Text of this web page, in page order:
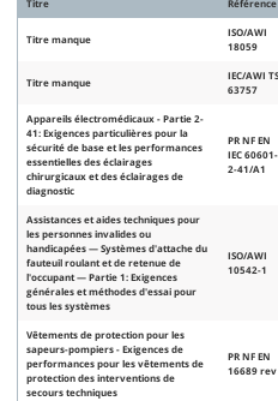
Titre Référence
Titre manque
ISO/AWI
18059
Titre manque
IEC/AWI TS
63757
Appareils électromédicaux - Partie 2-
41: Exigences particulières pour la
sécurité de base et les performances
essentielles des éclairages
chirurgicaux et des éclairages de
diagnostic
PR NF EN
IEC 60601-
2-41/A1
Assistances et aides techniques pour
les personnes invalides ou
handicapées — Systèmes d'attache du
fauteuil roulant et de retenue de
l'occupant — Partie 1: Exigences
générales et méthodes d'essai pour
tous les systèmes
ISO/AWI
10542-1
Vêtements de protection pour les
sapeurs-pompiers - Exigences de
performances pour les vêtements de
protection des interventions de
secours techniques
PR NF EN
16689 rev